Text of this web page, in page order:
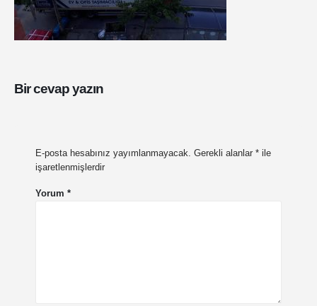
Bir cevap yazın
E-posta hesabınız yayımlanmayacak. Gerekli alanlar * ile
işaretlenmişlerdir
Yorum *